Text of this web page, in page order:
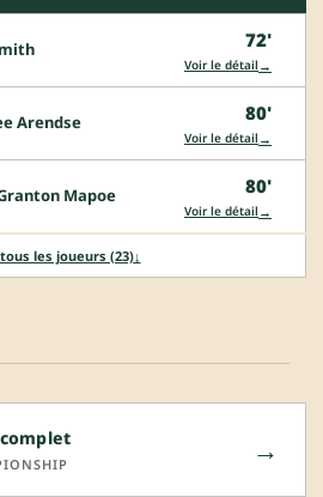
72'
Voir le détail →
Arendse 80'
Voir le détail →
Mapoe 80'
Voir le détail →
les joueurs (23)↓
→